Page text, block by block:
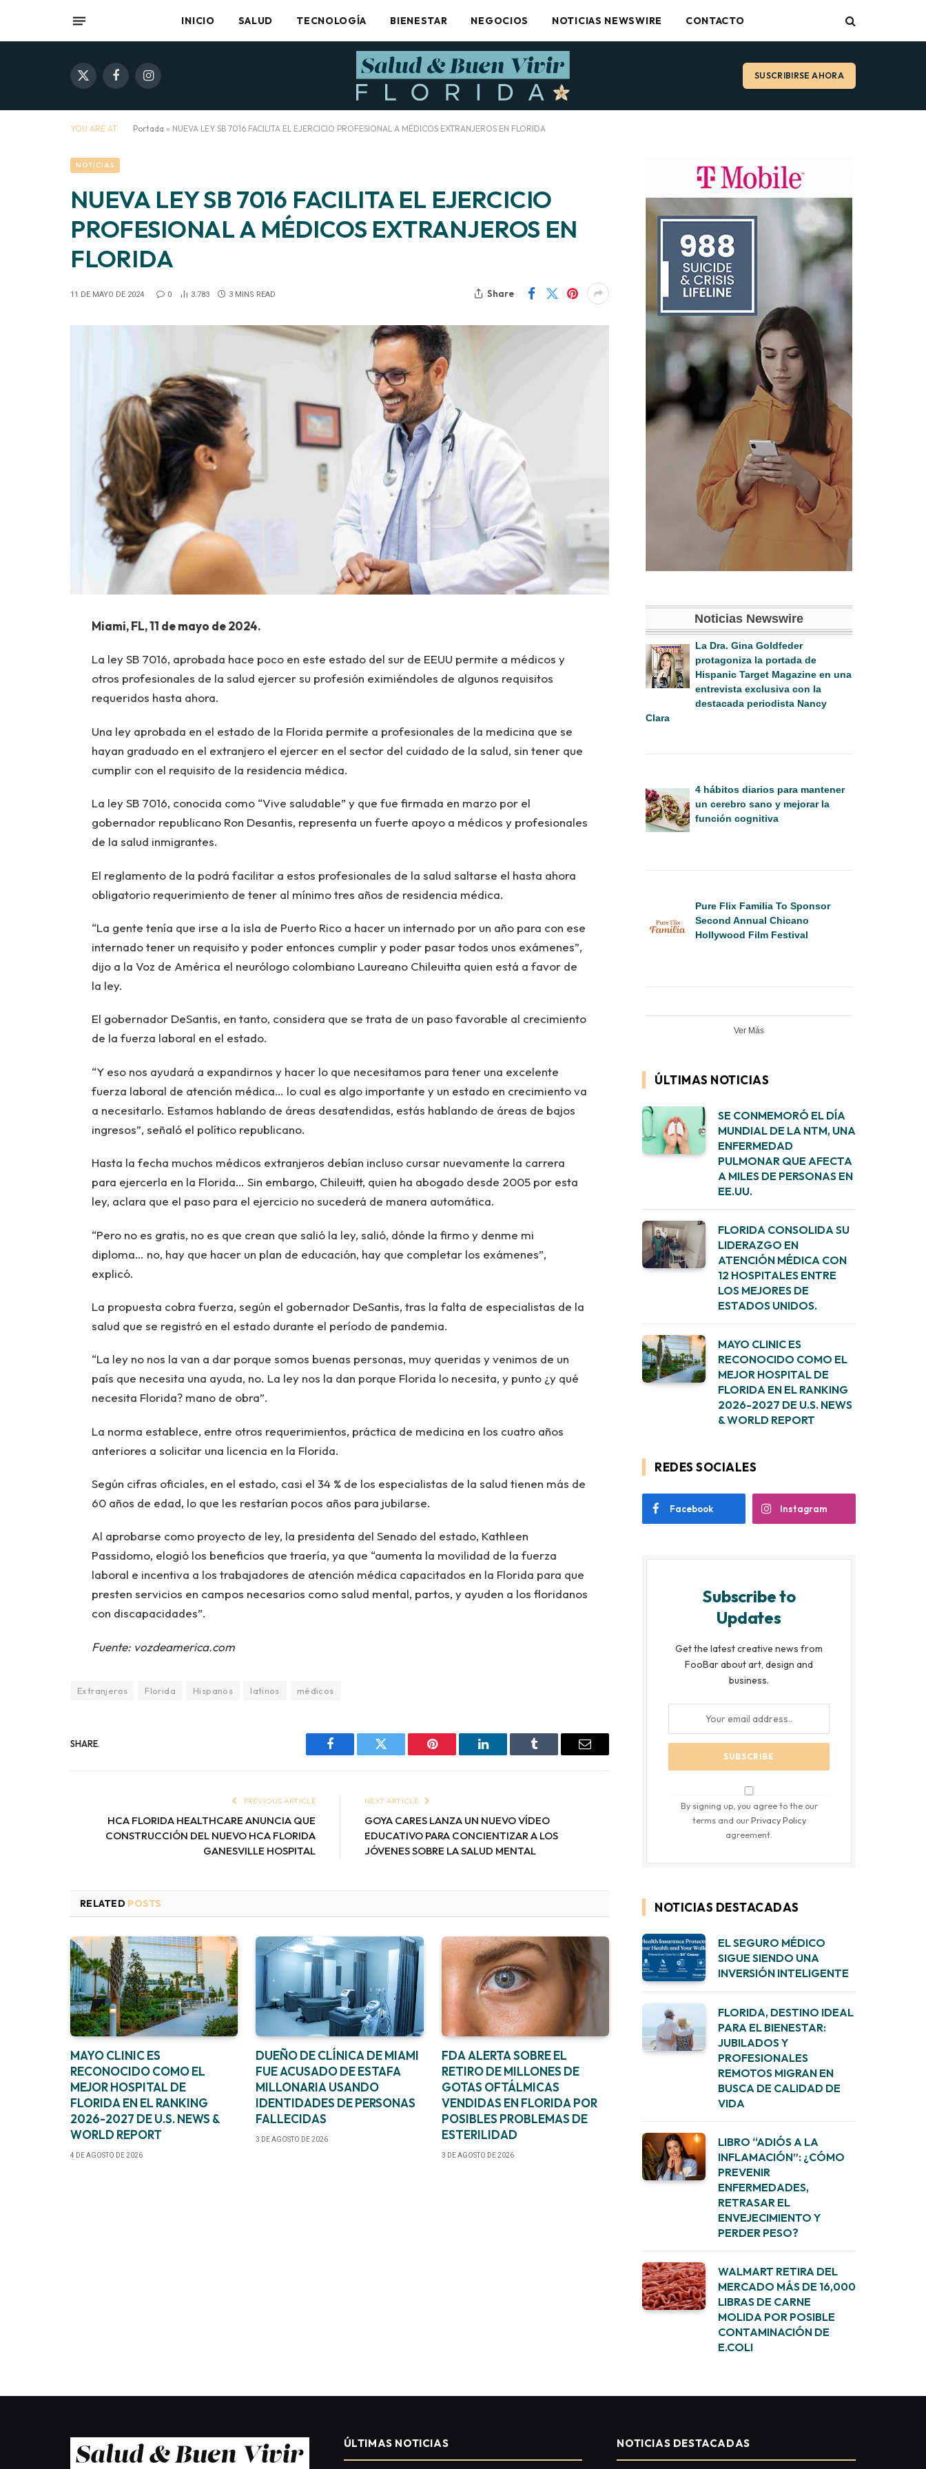
INICIO SALUD TECNOLOGÍA BIENESTAR NEGOCIOS NOTICIAS NEWSWIRE CONTACTO
X
FacebookInstagram SUSCRIBIRSE AHORA
YOU ARE AT: Portada » NUEVA LEY SB 7016 FACILITA EL EJERCICIO PROFESIONAL A MÉDICOS EXTRANJEROS EN FLORIDA
NOTICIAS
NUEVA LEY SB 7016 FACILITA EL EJERCICIO
PROFESIONAL A MÉDICOS EXTRANJEROS EN
FLORIDA
11 DE MAYO DE 2024 0 3.783 3 MINS READ Share
Miami, FL, 11 de mayo de 2024.
La ley SB 7016, aprobada hace poco en este estado del sur de EEUU permite a médicos y
otros profesionales de la salud ejercer su profesión eximiéndoles de algunos requisitos
requeridos hasta ahora.
Una ley aprobada en el estado de la Florida permite a profesionales de la medicina que se
hayan graduado en el extranjero el ejercer en el sector del cuidado de la salud, sin tener que
cumplir con el requisito de la residencia médica.
La ley SB 7016, conocida como “Vive saludable” y que fue firmada en marzo por el
gobernador republicano Ron Desantis, representa un fuerte apoyo a médicos y profesionales
de la salud inmigrantes.
El reglamento de la podrá facilitar a estos profesionales de la salud saltarse el hasta ahora
obligatorio requerimiento de tener al mínimo tres años de residencia médica.
“La gente tenía que irse a la isla de Puerto Rico a hacer un internado por un año para con ese
internado tener un requisito y poder entonces cumplir y poder pasar todos unos exámenes”,
dijo a la Voz de América el neurólogo colombiano Laureano Chileuitta quien está a favor de
la ley.
El gobernador DeSantis, en tanto, considera que se trata de un paso favorable al crecimiento
de la fuerza laboral en el estado.
“Y eso nos ayudará a expandirnos y hacer lo que necesitamos para tener una excelente
fuerza laboral de atención médica… lo cual es algo importante y un estado en crecimiento va
a necesitarlo. Estamos hablando de áreas desatendidas, estás hablando de áreas de bajos
ingresos”, señaló el político republicano.
Hasta la fecha muchos médicos extranjeros debían incluso cursar nuevamente la carrera
para ejercerla en la Florida… Sin embargo, Chileuitt, quien ha abogado desde 2005 por esta
ley, aclara que el paso para el ejercicio no sucederá de manera automática.
“Pero no es gratis, no es que crean que salió la ley, salió, dónde la firmo y denme mi
diploma… no, hay que hacer un plan de educación, hay que completar los exámenes”,
explicó.
La propuesta cobra fuerza, según el gobernador DeSantis, tras la falta de especialistas de la
salud que se registró en el estado durante el período de pandemia.
“La ley no nos la van a dar porque somos buenas personas, muy queridas y venimos de un
país que necesita una ayuda, no. La ley nos la dan porque Florida lo necesita, y punto ¿y qué
necesita Florida? mano de obra”.
La norma establece, entre otros requerimientos, práctica de medicina en los cuatro años
anteriores a solicitar una licencia en la Florida.
Según cifras oficiales, en el estado, casi el 34 % de los especialistas de la salud tienen más de
60 años de edad, lo que les restarían pocos años para jubilarse.
Al aprobarse como proyecto de ley, la presidenta del Senado del estado, Kathleen
Passidomo, elogió los beneficios que traería, ya que “aumenta la movilidad de la fuerza
laboral e incentiva a los trabajadores de atención médica capacitados en la Florida para que
presten servicios en campos necesarios como salud mental, partos, y ayuden a los floridanos
con discapacidades”.
Fuente: vozdeamerica.com
Extranjeros Florida Hispanos latinos médicos
SHARE.
Facebook Twitter Pinterest LinkedIn Tumblr Email
PREVIOUS ARTICLE
HCA FLORIDA HEALTHCARE ANUNCIA QUE
CONSTRUCCIÓN DEL NUEVO HCA FLORIDA
GANESVILLE HOSPITAL
NEXT ARTICLE
GOYA CARES LANZA UN NUEVO VÍDEO
EDUCATIVO PARA CONCIENTIZAR A LOS
JÓVENES SOBRE LA SALUD MENTAL
RELATED POSTS
MAYO CLINIC ES
RECONOCIDO COMO EL
MEJOR HOSPITAL DE
FLORIDA EN EL RANKING
2026-2027 DE U.S. NEWS &
WORLD REPORT
4 DE AGOSTO DE 2026
DUEÑO DE CLÍNICA DE MIAMI
FUE ACUSADO DE ESTAFA
MILLONARIA USANDO
IDENTIDADES DE PERSONAS
FALLECIDAS
3 DE AGOSTO DE 2026
FDA ALERTA SOBRE EL
RETIRO DE MILLONES DE
GOTAS OFTÁLMICAS
VENDIDAS EN FLORIDA POR
POSIBLES PROBLEMAS DE
ESTERILIDAD
3 DE AGOSTO DE 2026
Noticias Newswire
La Dra. Gina Goldfeder
protagoniza la portada de
Hispanic Target Magazine en una
entrevista exclusiva con la
destacada periodista Nancy
Clara
4 hábitos diarios para mantener
un cerebro sano y mejorar la
función cognitiva
Pure Flix Familia To Sponsor
Second Annual Chicano
Hollywood Film Festival
Ver Más
ÚLTIMAS NOTICIAS
SE CONMEMORÓ EL DÍA
MUNDIAL DE LA NTM, UNA
ENFERMEDAD
PULMONAR QUE AFECTA
A MILES DE PERSONAS EN
EE.UU.
FLORIDA CONSOLIDA SU
LIDERAZGO EN
ATENCIÓN MÉDICA CON
12 HOSPITALES ENTRE
LOS MEJORES DE
ESTADOS UNIDOS.
MAYO CLINIC ES
RECONOCIDO COMO EL
MEJOR HOSPITAL DE
FLORIDA EN EL RANKING
2026-2027 DE U.S. NEWS
& WORLD REPORT
REDES SOCIALES
Facebook Instagram
Subscribe to
Updates
Get the latest creative news from
FooBar about art, design and
business.
By signing up, you agree to the our
terms and ourPrivacy Policy
agreement.
NOTICIAS DESTACADAS
EL SEGURO MÉDICO
SIGUE SIENDO UNA
INVERSIÓN INTELIGENTE
FLORIDA, DESTINO IDEAL
PARA EL BIENESTAR:
JUBILADOS Y
PROFESIONALES
REMOTOS MIGRAN EN
BUSCA DE CALIDAD DE
VIDA
LIBRO “ADIÓS A LA
INFLAMACIÓN”: ¿CÓMO
PREVENIR
ENFERMEDADES,
RETRASAR EL
ENVEJECIMIENTO Y
PERDER PESO?
WALMART RETIRA DEL
MERCADO MÁS DE 16,000
LIBRAS DE CARNE
MOLIDA POR POSIBLE
CONTAMINACIÓN DE
E.COLI
ÚLTIMAS NOTICIAS NOTICIAS DESTACADAS